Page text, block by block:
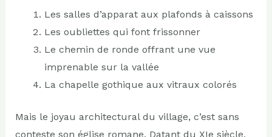
Les salles d’apparat aux plafonds à caissons
Les oubliettes qui font frissonner
Le chemin de ronde offrant une vue
imprenable sur la vallée
La chapelle gothique aux vitraux colorés
Mais le joyau architectural du village, c’est sans
conteste son église romane. Datant du XIe siècle,